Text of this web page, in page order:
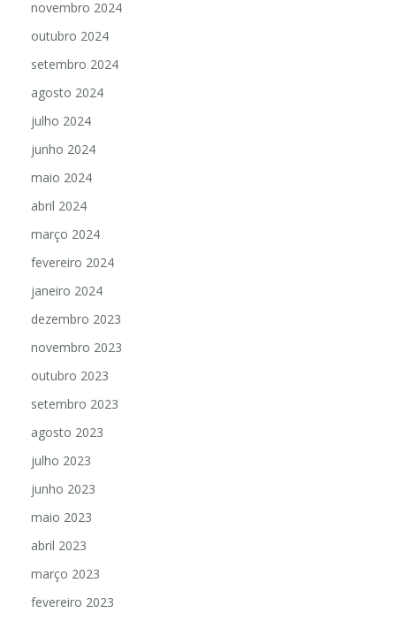
novembro 2024
outubro 2024
setembro 2024
agosto 2024
julho 2024
junho 2024
maio 2024
abril 2024
março 2024
fevereiro 2024
janeiro 2024
dezembro 2023
novembro 2023
outubro 2023
setembro 2023
agosto 2023
julho 2023
junho 2023
maio 2023
abril 2023
março 2023
fevereiro 2023